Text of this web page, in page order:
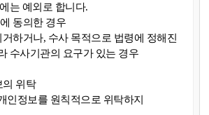
는 예외로 합니다.
동의한 경우
하거나, 수사 목적으로 법령에 정해진
수사기관의 요구가 있는 경우
의 위탁
인정보를 원칙적으로 위탁하지